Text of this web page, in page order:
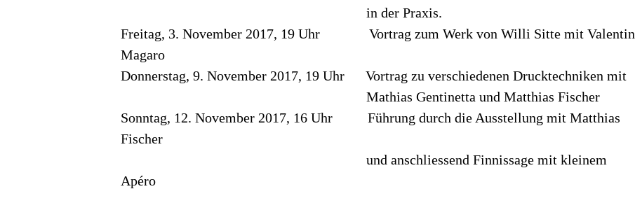
in der Praxis.
Freitag, 3. November 2017, 19 Uhr Vortrag zum Werk von Willi Sitte mit Valentin
Magaro
Donnerstag, 9. November 2017, 19 Uhr Vortrag zu verschiedenen Drucktechniken mit
Mathias Gentinetta und Matthias Fischer
Sonntag, 12. November 2017, 16 Uhr Führung durch die Ausstellung mit Matthias
Fischer
und anschliessend Finnissage mit kleinem
Apéro